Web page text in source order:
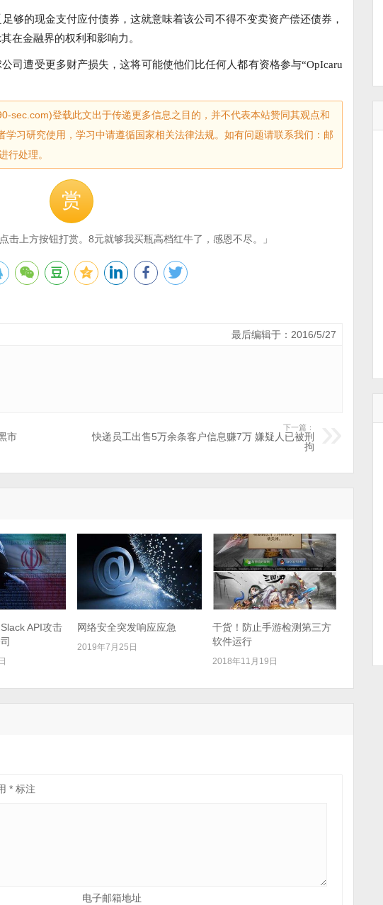
够的现金支付应付债券，这就意味着该公司不得不变卖资产偿还债券，
在金融界的权利和影响力。
司遭受更多财产损失，这将可能使他们比任何人都有资格参与“OpIcaru
sec.com)登载此文出于传递更多信息之目的，并不代表本站赞同其观点和
学习研究使用，学习中请遵循国家相关法律法规。如有问题请联系我们：邮
行处理。
赏
击上方按钮打赏。8元就够我买瓶高档红牛了，感恩不尽。」
最后编辑于：2016/5/27
市
下一篇：
快递员工出售5万余条客户信息赚7万 嫌疑人已被刑
拘
API攻击
网络安全突发响应应急
2019年7月25日
干货！防止手游检测第三方
软件运行
2018年11月19日
* 标注
电子邮箱地址